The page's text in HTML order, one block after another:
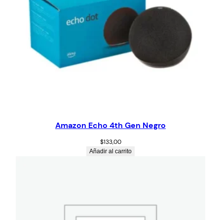
Amazon Echo 4th Gen Negro
$133,00
Añadir al carrito